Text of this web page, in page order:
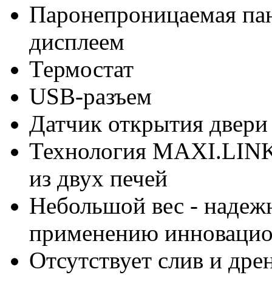
Паронепроницаемая
дисплеем
Термостат
USB-разъем
Датчик открытия двери
Технология
из двух печей
Небольшой вес -
применению
Отсутствует слив и